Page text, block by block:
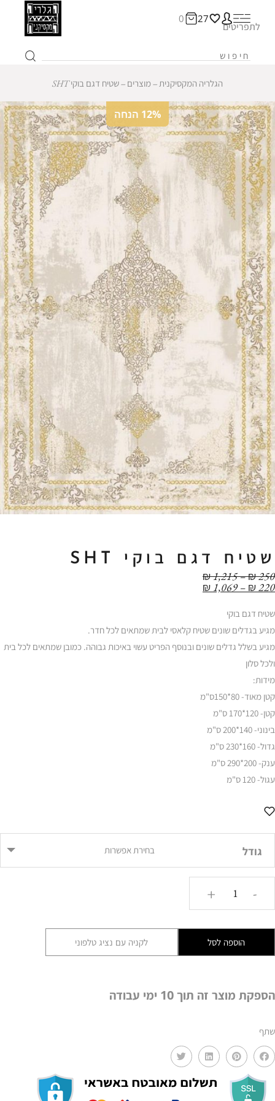
27
0
לתפריטים
הגלריה המקסיקנית ‒מוצרים ‒שטיח דגם בוקי SHT
12% הנחה
שטיח דגם בוקי SHT
₪250
–
₪1,215 טווח
₪220
–
₪1,069
שטיח דגם בוקי
מגיע בגדלים שונים שטיח קלאסי לבית שמתאים לכל חדר.
מגיע בשלל גדלים שונים ובנוסף הפריט עשוי באיכות גבוהה. כמובן שמתאים לכל בית
ולכל סלון
מידות:
קטן מאוד- 80*150ס"מ
קטן- 120*170 ס"מ
בינוני- 140*200 ס"מ
גדול- 160*230 ס"מ
ענק- 200*290 ס"מ
עגול- 120 ס"מ
גודל בחירת אפשרות
-
+
הוספה לסל לקניה עם נציג טלפוני
הספקת מוצר זה תוך 10 ימי עבודה
שתף